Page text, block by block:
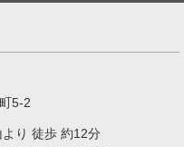
5-2
り 徒歩 約12分